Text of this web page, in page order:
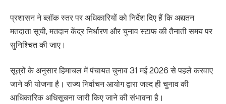
प्रशासन ने ब्लॉक स्तर पर अधिकारियों को निर्देश दिए हैं कि अद्यतन
मतदाता सूची, मतदान केंद्र निर्धारण और चुनाव स्टाफ की तैनाती समय पर
सुनिश्चित की जाए।
सूत्रों के अनुसार हिमाचल में पंचायत चुनाव 31 मई 2026 से पहले करवाए
जाने की योजना है। राज्य निर्वाचन आयोग द्वारा जल्द ही चुनाव की
आधिकारिक अधिसूचना जारी किए जाने की संभावना है।